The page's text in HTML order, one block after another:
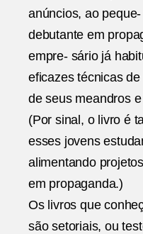
anúncios, ao
debutante em
empre- sário já
eficazes técnicas
de seus meandros
(Por sinal, o livro é
esses jovens
alimentando
em propaganda.)
Os livros que
são setoriais, ou